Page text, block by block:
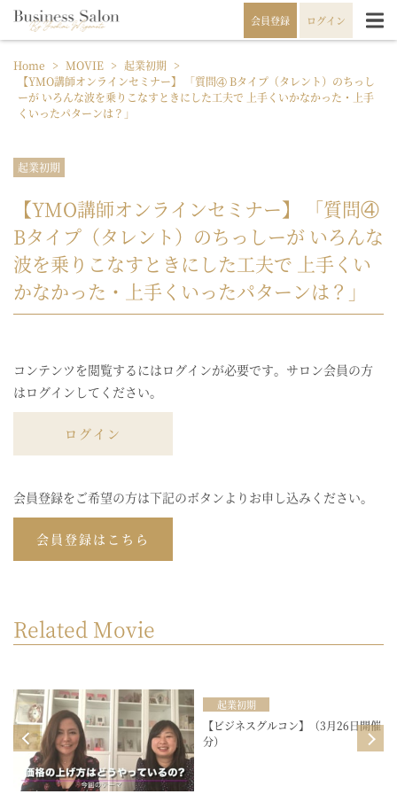
会員登録 ログイン
Home > MOVIE > 起業初期 >
【YMO講師オンラインセミナー】 「質問④ Bタイプ（タレント）のちっし
ーが いろんな波を乗りこなすときにした工夫で 上手くいかなかった・上手
くいったパターンは？」
起業初期
【YMO講師オンラインセミナー】 「質問④
Bタイプ（タレント）のちっしーが いろんな
波を乗りこなすときにした工夫で 上手くい
かなかった・上手くいったパターンは？」
コンテンツを閲覧するにはログインが必要です。サロン会員の方
はログインしてください。
ログイン
会員登録をご希望の方は下記のボタンよりお申し込みください。
会員登録はこちら
Related Movie
起業初期
【ビジネスグルコン】（3月26日開催
分）